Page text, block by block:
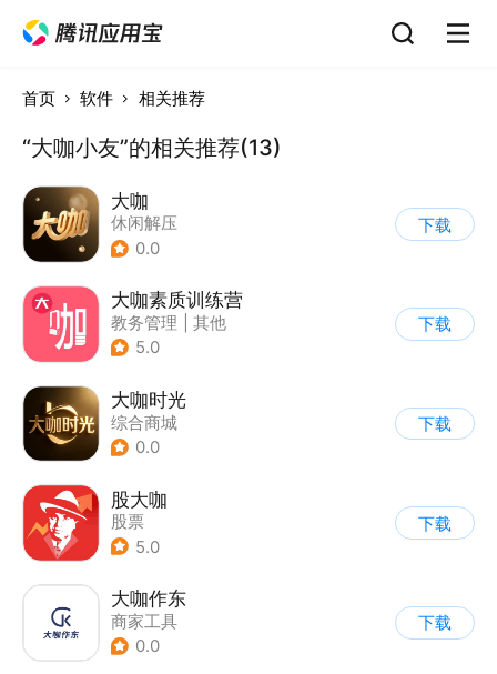
首页 软件 相关推荐
“大咖小友”的相关推荐(13)
大咖
休闲解压
0.0
下载
大咖素质训练营
教务管理
其他
5.0
下载
大咖时光
综合商城
0.0
下载
股大咖
股票
5.0
下载
大咖作东
商家工具
0.0
下载